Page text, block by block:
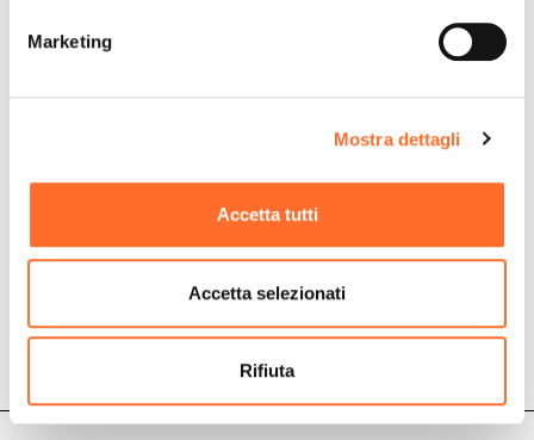
Marketing
Mostra dettagli
Accetta tutti
Accetta selezionati
Rifiuta